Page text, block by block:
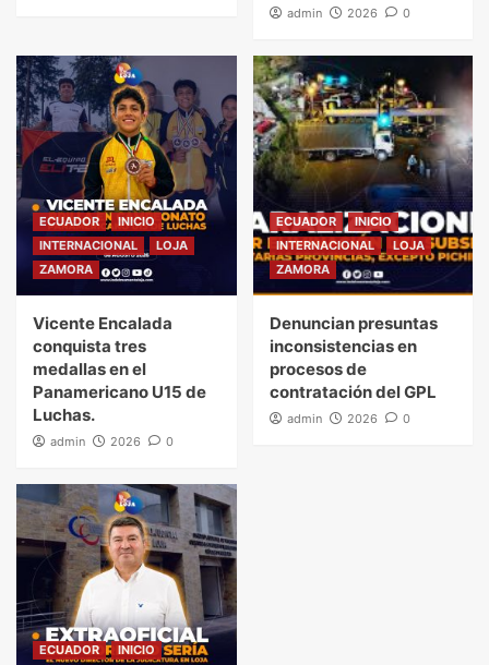
admin 2026 0
ECUADOR
INICIO
INTERNACIONAL
LOJA
ZAMORA
Vicente Encalada
conquista tres
medallas en el
Panamericano U15 de
Luchas.
admin 2026 0
ECUADOR
INICIO
INTERNACIONAL
LOJA
ZAMORA
Denuncian presuntas
inconsistencias en
procesos de
contratación del GPL
admin 2026 0
ECUADOR
INICIO